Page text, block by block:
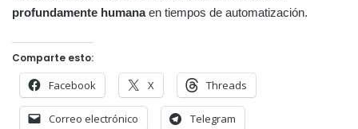
profundamente humanaen tiempos de automatización.
Comparte esto:
Facebook X Threads
Correo electrónico Telegram